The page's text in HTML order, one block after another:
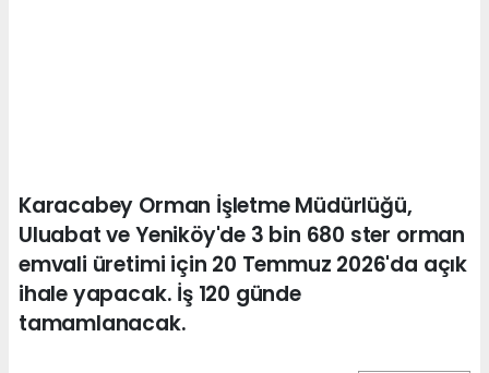
Karacabey Orman İşletme Müdürlüğü,
Uluabat ve Yeniköy'de 3 bin 680 ster orman
emvali üretimi için 20 Temmuz 2026'da açık
ihale yapacak. İş 120 günde
tamamlanacak.